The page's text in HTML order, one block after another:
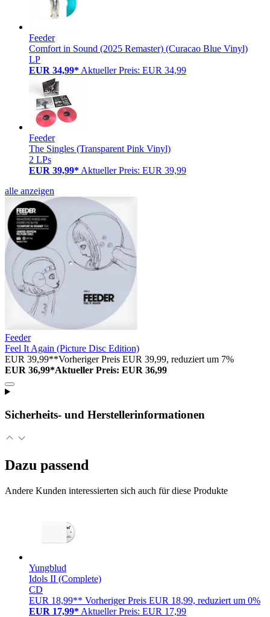
Feeder
Comfort in Sound (2025 Remaster) (Curacao Blue Vinyl)
LP
EUR 34,99* Aktueller Preis: EUR 34,99
Feeder
The Singles (Transparent Pink Vinyl)
2 LPs
EUR 39,99* Aktueller Preis: EUR 39,99
alle anzeigen
Feeder
Feel It Again (Picture Disc Edition)
EUR 39,99**Vorheriger Preis EUR 39,99, reduziert um 7%
EUR 36,99*Aktueller Preis: EUR 36,99
Sicherheits- und Herstellerinformationen
Dazu passend
Andere Kunden interessierten sich auch für diese Produkte
Yungblud
Idols II (Complete)
CD
EUR 18,99** Vorheriger Preis EUR 18,99, reduziert um 0%
EUR 17,99* Aktueller Preis: EUR 17,99